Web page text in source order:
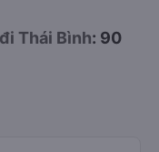
Thái Bình: 90